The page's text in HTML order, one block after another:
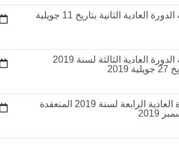
محضر جلسة الدورة العادية الثانية بتاريخ 11 جويلية
محضر جلسة الدورة العادية الثالثة لسنة 2019
محضر الدورة العادية الرابعة لسنة 2019 المنعقدة